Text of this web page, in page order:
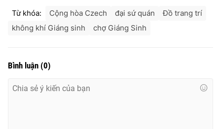
Tổng Biên tập:Vũ Thanh Thủy
Nguyễn Trọng Ninh
toasoan@vtv.vn
Liên hệ quảng cáo:024-7300.7108
Từ khóa: Cộng hòa Czech đại sứ quán
Đồ trang trí
không khí Giáng sinh
chợ Giáng Sinh
Bình luận (0)